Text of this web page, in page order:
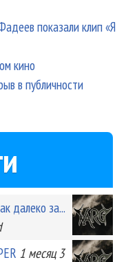
показали клип «Я
кино
в публичности
далеко за...
1 месяц 3